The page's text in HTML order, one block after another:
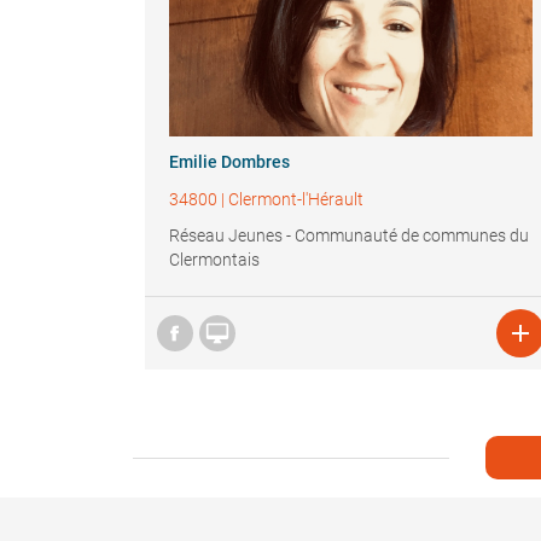
Emilie Dombres
34800 | Clermont-l'Hérault
Réseau Jeunes - Communauté de communes du
Clermontais
 